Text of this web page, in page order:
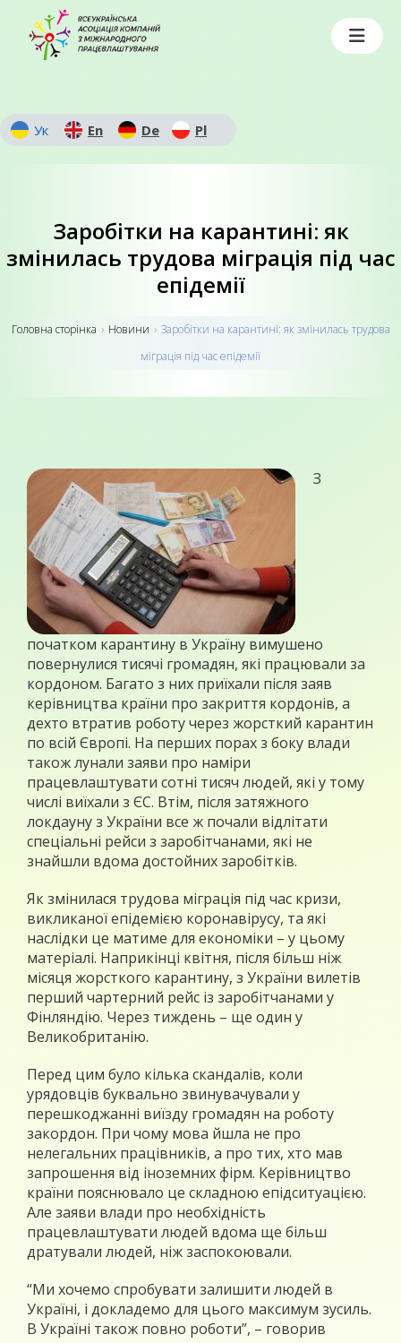
Ук En De Pl
Заробітки на карантині: як
змінилась трудова міграція під час
епідемії
Головна сторiнка › Новини › Заробітки на карантині: як змінилась трудова
міграція під час епідемії
З
початком карантину в Україну вимушено
повернулися тисячі громадян, які працювали за
кордоном. Багато з них приїхали після заяв
керівництва країни про закриття кордонів, а
дехто втратив роботу через жорсткий карантин
по всій Європі. На перших порах з боку влади
також лунали заяви про наміри
працевлаштувати сотні тисяч людей, які у тому
числі виїхали з ЄС. Втім, після затяжного
локдауну з України все ж почали відлітати
спеціальні рейси з заробітчанами, які не
знайшли вдома достойних заробітків.
Як змінилася трудова міграція під час кризи,
викликаної епідемією коронавірусу, та які
наслідки це матиме для економіки – у цьому
матеріалі. Наприкінці квітня, після більш ніж
місяця жорсткого карантину, з України вилетів
перший чартерний рейс із заробітчанами у
Фінляндію. Через тиждень – ще один у
Великобританію.
Перед цим було кілька скандалів, коли
урядовців буквально звинувачували у
перешкоджанні виїзду громадян на роботу
закордон. При чому мова йшла не про
нелегальних працівників, а про тих, хто мав
запрошення від іноземних фірм. Керівництво
країни пояснювало це складною епідситуацією.
Але заяви влади про необхідність
працевлаштувати людей вдома ще більш
дратували людей, ніж заспокоювали.
“Ми хочемо спробувати залишити людей в
Україні, і докладемо для цього максимум зусиль.
В Україні також повно роботи”, – говорив